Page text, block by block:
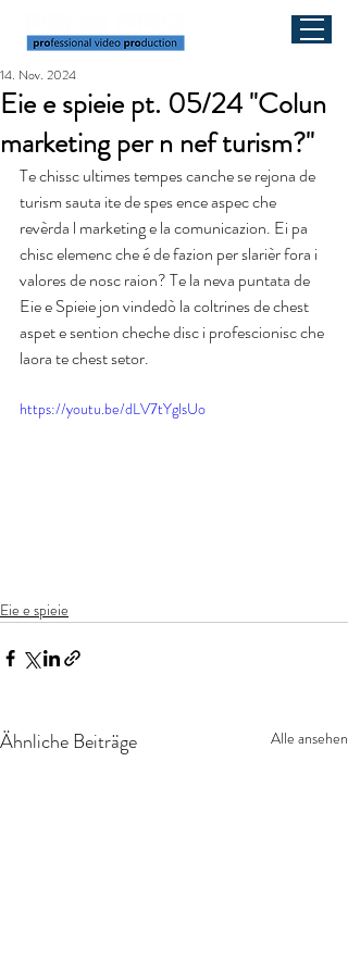
Eie e spieie pt. 05/24 "Colun
marketing per n nef turism?"
14. Nov. 2024
Te chissc ultimes tempes canche se rejona de
turism sauta ite de spes ence aspec che
revèrda l marketing e la comunicazion. Ei pa
chisc elemenc che é de fazion per slarièr fora i
valores de nosc raion? Te la neva puntata de
Eie e Spieie jon vindedò la coltrines de chest
aspet e sention cheche disc i profescionisc che
laora te chest setor.
https://youtu.be/dLV7tYglsUo
Eie e spieie
Ähnliche Beiträge Alle ansehen